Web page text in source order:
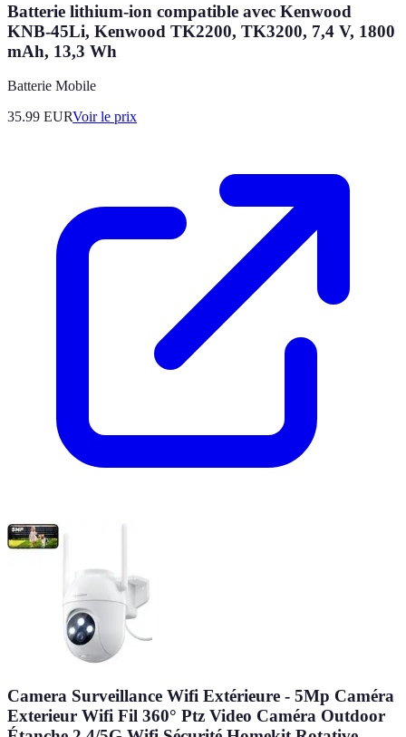
Batterie lithium-ion compatible avec Kenwood
KNB-45Li, Kenwood TK2200, TK3200, 7,4 V, 1800
mAh, 13,3 Wh
Batterie Mobile
35.99 EURVoir le prix
Camera Surveillance Wifi Extérieure - 5Mp Caméra
Exterieur Wifi Fil 360° Ptz Video Caméra Outdoor